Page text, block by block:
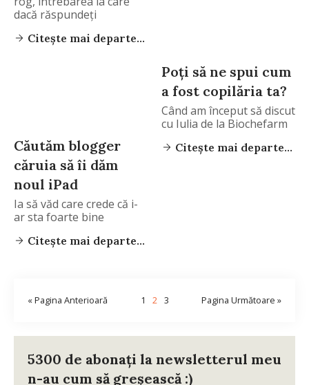
dacă răspundeți
Citește mai departe...
Căutăm blogger
căruia să îi dăm
noul iPad
Ia să văd care crede că i-
ar sta foarte bine
Citește mai departe...
Poți să ne spui cum
a fost copilăria ta?
Când am început să discut
cu Iulia de la Biochefarm
Citește mai departe...
« Pagina Anterioară 1 2 3 Pagina Următoare »
5300 de abonați la newsletterul meu
n-au cum să greșească :)